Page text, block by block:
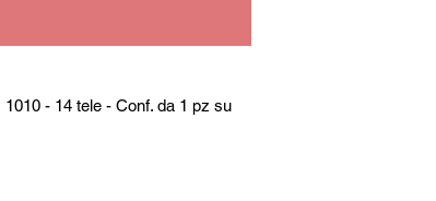
- 14 tele - Conf. da 1 pz su